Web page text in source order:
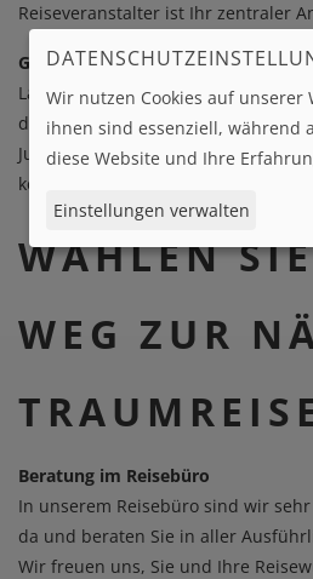
Reiseveranstalter ist Ihr zentraler
Goldstandard für Ihre nächste
​​​​​​​Lassen Sie sich im Reisebüro
die umfassenden Rechte, die das
Justiz in seiner Broschüre betont:
kennt, kann sie im Ernstfall auch
WÄHLEN
WEG ZUR
Beratung im Reisebüro​​​​​​​
In unserem Reisebüro sind wir
da und beraten Sie in aller
Wir freuen uns, Sie und Ihre
Wir nutzen Cookies auf unserer
ihnen sind essenziell, während
diese Website und Ihre
Einstellungen verwalten